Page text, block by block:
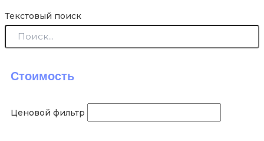
Текстовый поиск
Стоимость
Ценовой фильтр